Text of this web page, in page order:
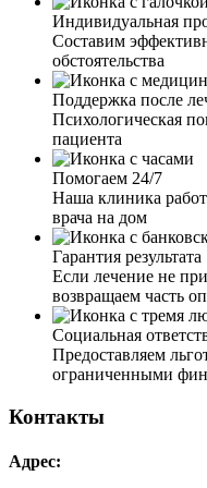
Сын не мог выйти из
этой проблемой.
выходных, и сын их все
службу по вызову
объяснил, какая
подойдут моему сыну,
Мгновенного улучшения
пить и за час встать на
первой процедуры
следующий день вызвать
установки капельницы и
очищение и восполнение
услуги довольна, врач
Индивидуальная
Составим
обстоятельства
Поддержка после
Психологическая
пациента
Помогаем 24/7
Наша клиника
врача на дом
Гарантия результата
Если лечение не
возвращаем часть
Социальная
Предоставляем
ограниченными
Контакты
Адрес: